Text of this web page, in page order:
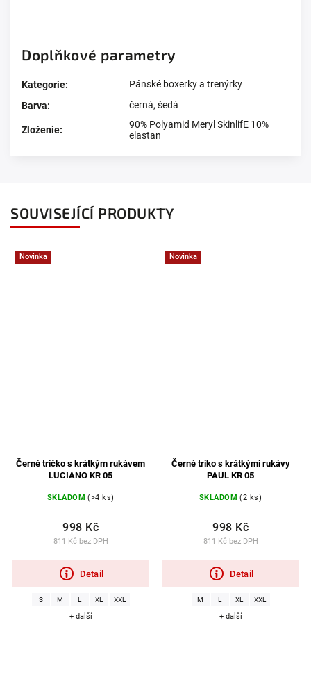
Doplňkové parametry
Kategorie:
Pánské boxerky a trenýrky
Barva: černá, šedá
Zloženie:
90% Polyamid Meryl SkinlifE 10%
elastan
SOUVISEJÍCÍ PRODUKTY
Novinka
Černé tričko s krátkým rukávem
LUCIANO KR 05
SKLADOM (>4 ks)
811 Kč bez DPH
998 Kč
Detail
S M L XL XXL
+ další
Novinka
Černé triko s krátkými rukávy
PAUL KR 05
SKLADOM (2 ks)
811 Kč bez DPH
998 Kč
Detail
M L XL XXL
+ další